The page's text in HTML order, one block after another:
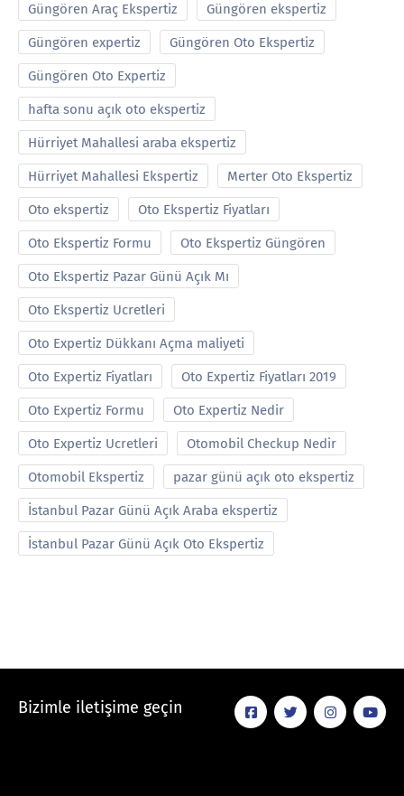
Güngören Araç Ekspertiz Güngören ekspertiz
Güngören expertiz Güngören Oto Ekspertiz
Güngören Oto Expertiz
hafta sonu açık oto ekspertiz
Hürriyet Mahallesi araba ekspertiz
Hürriyet Mahallesi Ekspertiz Merter Oto Ekspertiz
Oto ekspertiz Oto Ekspertiz Fiyatları
Oto Ekspertiz Formu Oto Ekspertiz Güngören
Oto Ekspertiz Pazar Günü Açık Mı
Oto Ekspertiz Ucretleri
Oto Expertiz Dükkanı Açma maliyeti
Oto Expertiz Fiyatları Oto Expertiz Fiyatları 2019
Oto Expertiz Formu Oto Expertiz Nedir
Oto Expertiz Ucretleri Otomobil Checkup Nedir
Otomobil Ekspertiz pazar günü açık oto ekspertiz
İstanbul Pazar Günü Açık Araba ekspertiz
İstanbul Pazar Günü Açık Oto Ekspertiz
Bizimle iletişime geçin